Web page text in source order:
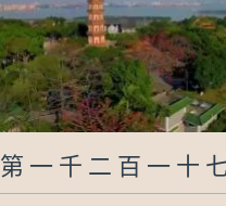
第一千二百一十